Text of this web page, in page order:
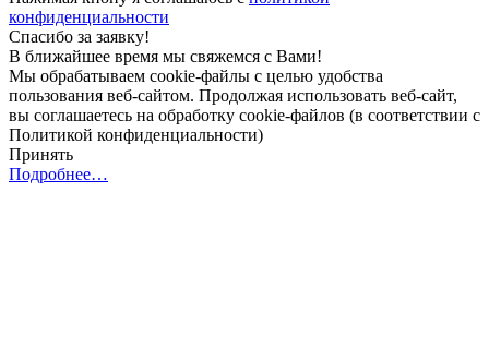
конфиденциальности
Спасибо за заявку!
В ближайшее время мы свяжемся с Вами!
Мы обрабатываем cookie-файлы с целью удобства
пользования веб-сайтом. Продолжая использовать веб-сайт,
вы соглашаетесь на обработку cookie-файлов (в соответствии с
Политикой конфиденциальности)
Принять
Подробнее…